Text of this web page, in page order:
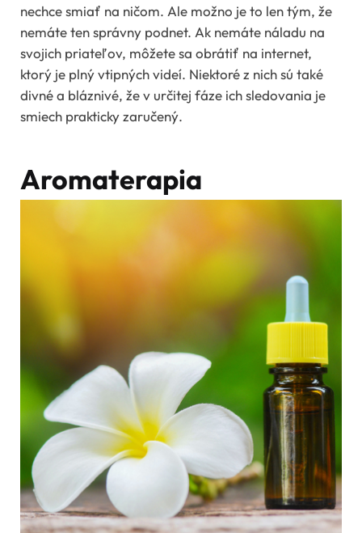
nechce smiať na ničom. Ale možno je to len tým, že
nemáte ten správny podnet. Ak nemáte náladu na
svojich priateľov, môžete sa obrátiť na internet,
ktorý je plný vtipných videí. Niektoré z nich sú také
divné a bláznivé, že v určitej fáze ich sledovania je
smiech prakticky zaručený.
Aromaterapia